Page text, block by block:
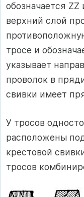
обозначается
верхний слой
тросе и
указывает
проволок в
свивки имеет
У тросов
расположены
крестовой
тросов